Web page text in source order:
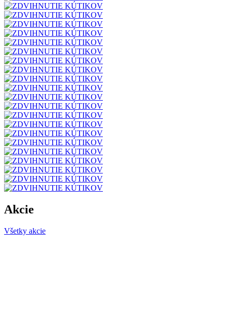
Akcie
Všetky akcie